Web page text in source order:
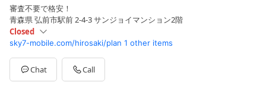
審査不要で格安！
青森県 弘前市駅前 2-4-3 サンジョイマンション2階
Closed
SunClosed
Mon10:00 - 16:00
Tue10:00 - 16:00
Wed10:00 - 16:00
sky7-mobile.com/hirosaki/plan 1 other items
Chat Call